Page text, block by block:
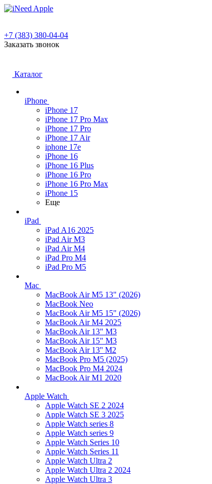
+7 (383) 380-04-04
Заказать звонок
Каталог
iPhone
iPhone 17
iPhone 17 Pro Max
iPhone 17 Pro
iPhone 17 Air
iphone 17e
iPhone 16
iPhone 16 Plus
iPhone 16 Pro
iPhone 16 Pro Max
iPhone 15
Еще
iPad
iPad A16 2025
iPad Air M3
iPad Air M4
iPad Pro M4
iPad Pro M5
Mac
MacBook Air M5 13" (2026)
MacBook Neo
MacBook Air M5 15" (2026)
MacBook Air M4 2025
MacBook Air 13" M3
MacBook Air 15" M3
MacBook Air 13'' M2
MacBook Pro M5 (2025)
MacBook Pro M4 2024
MacBook Air M1 2020
Apple Watch
Apple Watch SE 2 2024
Apple Watch SE 3 2025
Apple Watch series 8
Apple Watch series 9
Apple Watch Series 10
Apple Watch Series 11
Apple Watch Ultra 2
Apple Watch Ultra 2 2024
Apple Watch Ultra 3